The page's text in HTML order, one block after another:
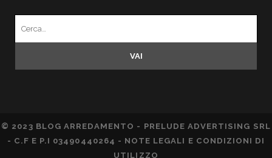
© 2023 BLOG ARREDAMENTO - PRELUDE ADVERTISING SRL
- C.F E P.I 03490440264 - NOTE LEGALI E CONDIZIONI DI
UTILIZZO